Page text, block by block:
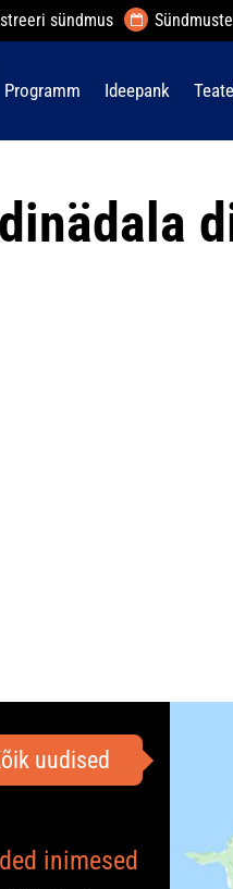
sündmus
Programm Ideepank
uudised
inimesed